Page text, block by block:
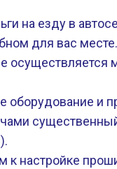
на езду в
для вас месте.
осуществляется
и
настройке